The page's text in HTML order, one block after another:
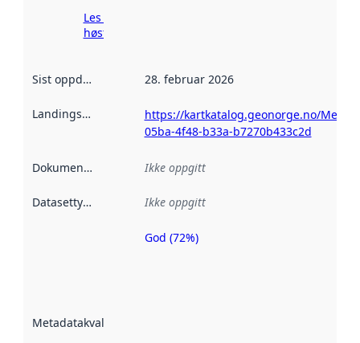
Les mer om
høsting her
Sist oppdatert 28. februar 2026
Landingsside
https://kartkatalog.geonorge.no/
05ba-4f48-b33a-b7270b433c2d
Dokumentasjon Ikke oppgitt
Datasettype Ikke oppgitt
Metadatakvalitet
Metadatakvalitet
God (72%)